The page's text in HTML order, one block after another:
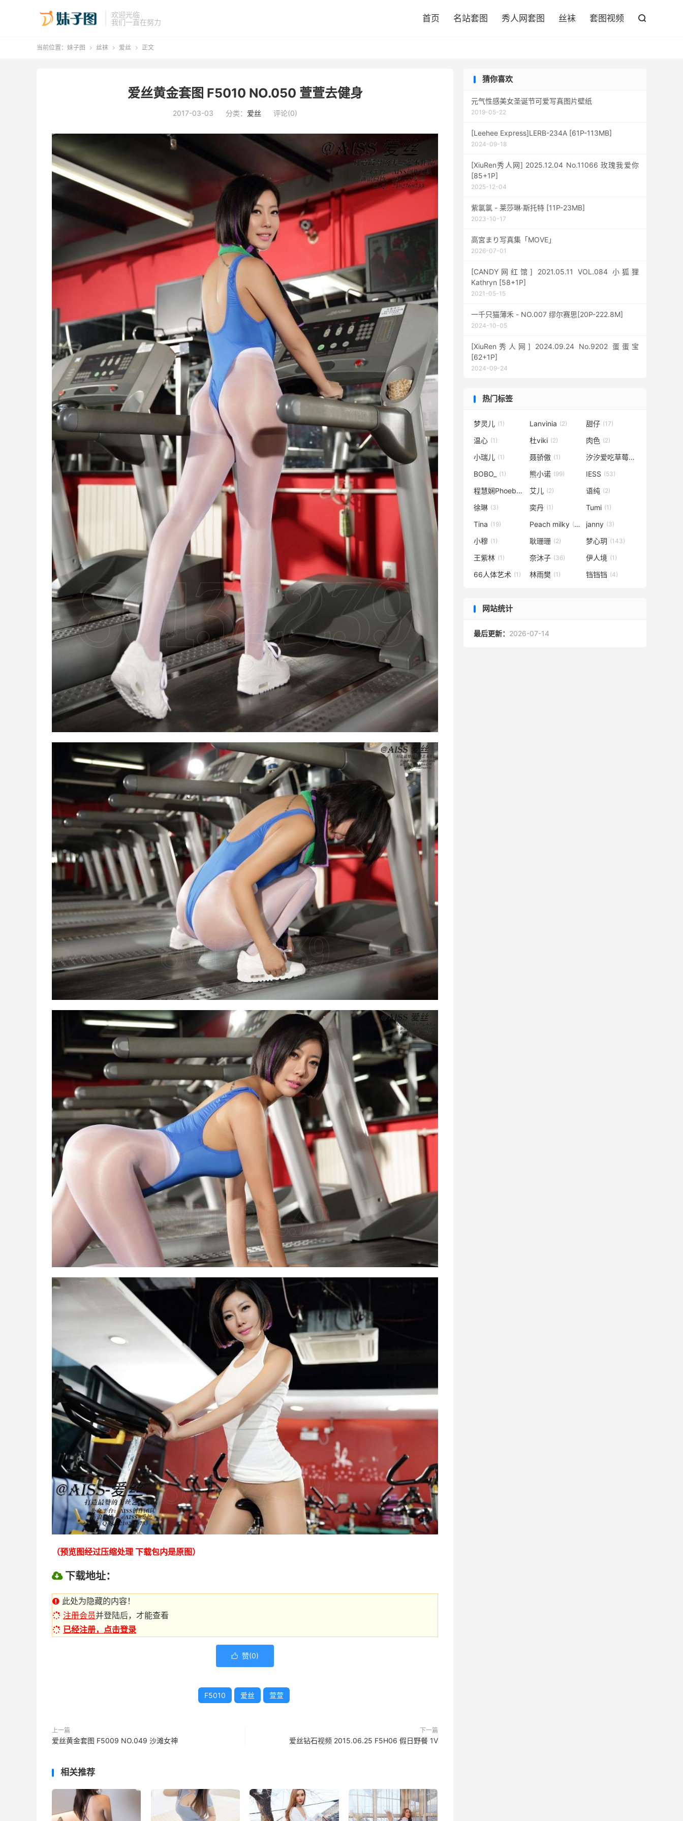
欢迎光临
我们一直在努力
首页 名站套图 秀人网套图 丝袜 套图视频 
当前位置： 妹子图  丝袜  爱丝  正文
爱丝黄金套图 F5010 NO.050 萱萱去健身
2017-03-03 分类： 爱丝 评论(0)
（预览图经过压缩处理 下载包内是原图）
下载地址：
此处为隐藏的内容！
注册会员并登陆后，才能查看
已经注册，点击登录
 赞(0)
F5010 爱丝 萱萱
上一篇
爱丝黄金套图 F5009 NO.049 沙滩女神
下一篇
爱丝钻石视频 2015.06.25 F5H06 假日野餐 1V
相关推荐
猜你喜欢
元气性感美女圣诞节可爱写真图片壁纸
2019-05-22
[Leehee Express]LERB-234A [61P-113MB]
2024-09-18
[XiuRen秀人网] 2025.12.04 No.11066 玫瑰我爱你
[85+1P]
2025-12-04
紫氯氯 - 莱莎琳·斯托特 [11P-23MB]
2023-10-17
高宮まり写真集「MOVE」
2026-07-01
[CANDY网红馆] 2021.05.11 VOL.084 小狐狸
Kathryn [58+1P]
2021-05-15
一千只猫薄禾 - NO.007 缪尔赛思[20P-222.8M]
2024-10-05
[XiuRen秀人网] 2024.09.24 No.9202 蛋蛋宝
[62+1P]
2024-09-24
热门标签
梦灵儿 (1) Lanvinia (2) 甜仔 (17)
温心 (1) 杜viki (2) 肉色 (2)
小瑞儿 (1) 聂骄傲 (1) 汐汐爱吃草莓(24)
BOBO_ (1) 熊小诺 (99) IESS (53)
程慧娴Phoebe (3)艾儿 (2) 语纯 (2)
徐琳 (3) 奕丹 (1) Tumi (1)
Tina (19) Peach milky (46) janny (3)
小穆 (1) 耿珊珊 (2) 梦心玥 (143)
王紫林 (1) 奈沐子 (36) 伊人境 (1)
66人体艺术 (1) 林雨樊 (1) 铛铛铛 (4)
网站统计
最后更新： 2026-07-14